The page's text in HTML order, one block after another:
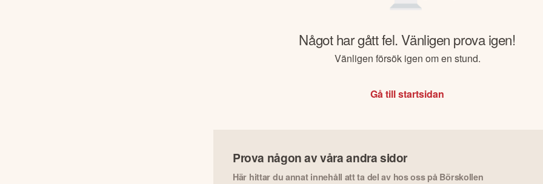
Något har gått fel. Vänligen prova igen!
Vänligen försök igen om en stund.
Gå till startsidan
Prova någon av våra andra sidor
Här hittar du annat innehåll att ta del av hos oss på Börskollen